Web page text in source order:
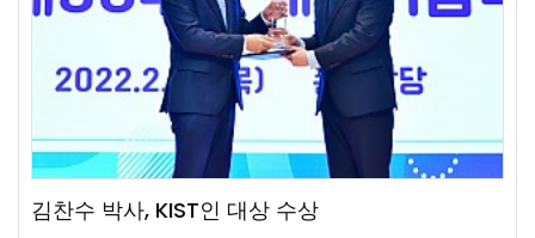
김찬수 박사, KIST인 대상 수상